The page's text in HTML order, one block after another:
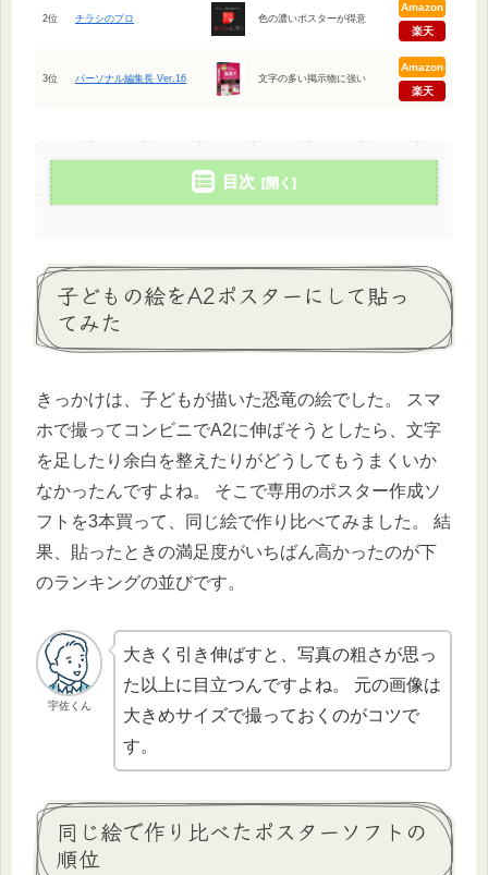
2位 チラシのプロ 色の濃いポスターが得意
Amazon
楽天
3位 パーソナル編集長 Ver.16 文字の多い掲示物に強い
Amazon
楽天
目次
子どもの絵をA2ポスターにして貼っ
てみた
きっかけは、子どもが描いた恐竜の絵でした。 スマ
ホで撮ってコンビニでA2に伸ばそうとしたら、文字
を足したり余白を整えたりがどうしてもうまくいか
なかったんですよね。 そこで専用のポスター作成ソ
フトを3本買って、同じ絵で作り比べてみました。 結
果、貼ったときの満足度がいちばん高かったのが下
のランキングの並びです。
宇佐くん
大きく引き伸ばすと、写真の粗さが思っ
た以上に目立つんですよね。 元の画像は
大きめサイズで撮っておくのがコツで
す。
同じ絵で作り比べたポスターソフトの
順位